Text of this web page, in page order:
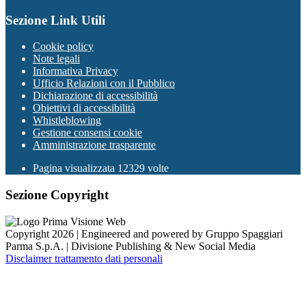
Sezione Link Utili
Cookie policy
Note legali
Informativa Privacy
Ufficio Relazioni con il Pubblico
Dichiarazione di accessibilità
Obiettivi di accessibilità
Whistleblowing
Gestione consensi cookie
Amministrazione trasparente
Pagina visualizzata 12329 volte
Sezione Copyright
Copyright 2026 | Engineered and powered by Gruppo Spaggiari
Parma S.p.A. | Divisione Publishing & New Social Media
Disclaimer trattamento dati personali